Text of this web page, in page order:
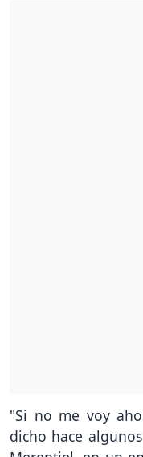
"Si no me voy
dicho hace